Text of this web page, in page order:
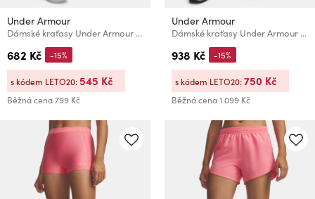
Under Armour
Dámské kraťasy Under Armour UA Fly By 3'' Shorts
682 Kč
Běžná cena799 Kč
-15%
s kódem LETO20:545 Kč
Under Armour
Dámské kraťasy Under Armour UA Vanish Woven 3in Shorts
938 Kč
Běžná cena1 099 Kč
-15%
s kódem LETO20:750 Kč